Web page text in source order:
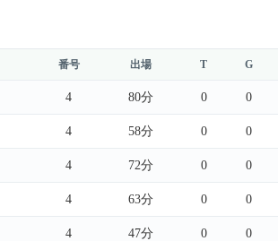
番号 出場 T G
4 80分 0 0
4 58分 0 0
4 72分 0 0
4 63分 0 0
4 47分 0 0